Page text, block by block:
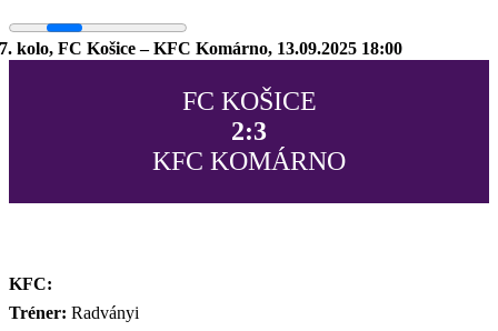
7. kolo, FC Košice – KFC Komárno, 13.09.2025 18:00
FC KOŠICE
2:3
KFC KOMÁRNO
KFC:
Tréner: Radványi